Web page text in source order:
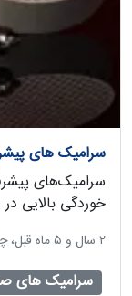
سرامیک های
سرامیک‌های
خوردگی بالایی در
‫۲ سال و ۵ ماه قبل، چهارشنبه ۲۵ بهمن ۱۴۰۲، ساعت ۱۳:۲۸
سرامیک های